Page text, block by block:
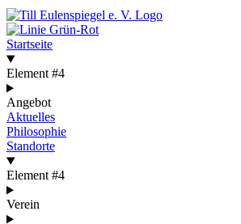
Startseite
Element #4
Angebot
Aktuelles
Philosophie
Standorte
Element #4
Verein